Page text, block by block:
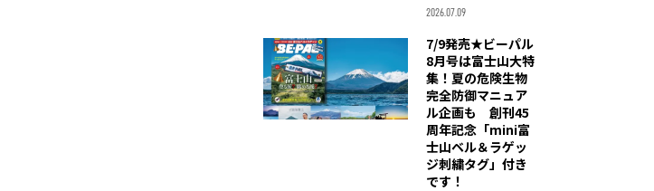
2026.07.09
7/9発売★ビーパル
8月号は富士山大特
集！夏の危険生物
完全防御マニュア
ル企画も 創刊45
周年記念「mini富
士山ベル＆ラゲッ
ジ刺繍タグ」付き
です！